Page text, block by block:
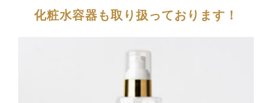
化粧水容器も取り扱っております！